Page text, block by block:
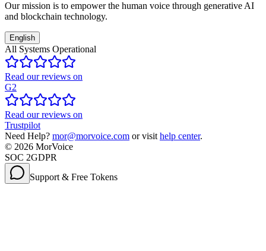
Our mission is to empower the human voice through generative AI
and blockchain technology.
English
All Systems Operational
Read our reviews on
G2
Read our reviews on
Trustpilot
Need Help? mor@morvoice.com or visit help center.
© 2026 MorVoice
SOC 2GDPR
Support & Free Tokens